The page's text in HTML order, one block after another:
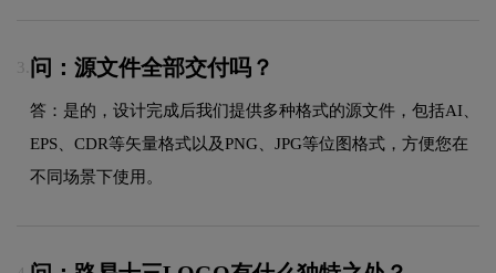
3. 问：源文件全部交付吗？
答：是的，设计完成后我们提供多种格式的源文件，包括AI、
EPS、CDR等矢量格式以及PNG、JPG等位图格式，方便您在
不同场景下使用。